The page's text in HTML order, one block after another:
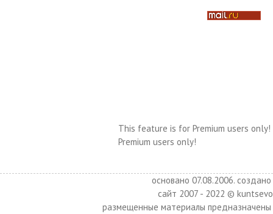
This feature is for Premium users only!
Premium users only!
основано 07.08.2006.
сайт 2007 - 2022 ©
размещенные материалы